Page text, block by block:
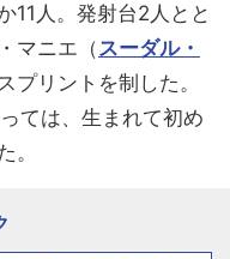
11人。発射台2人とと
マニエ（スーダル・
プリントを制した。
ては、生まれて初め
。